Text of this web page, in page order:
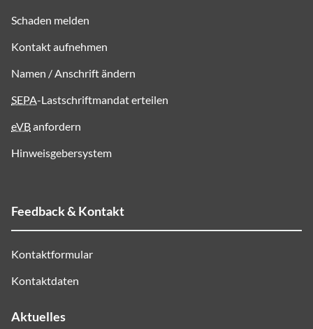
Schaden melden
Kontakt aufnehmen
Namen / Anschrift ändern
SEPA-Lastschriftmandat erteilen
eVBanfordern
Hinweisgebersystem
Feedback & Kontakt
Kontaktformular
Kontaktdaten
Aktuelles